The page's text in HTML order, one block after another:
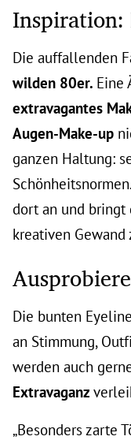
Die auffallenden
wilden 80er. Eine
extravagantes
Augen-Make-up
ganzen Haltung:
dort an und bringt
kreativen Gewand
Die bunten
an Stimmung,
werden auch
Extravaganz
„Besonders zarte